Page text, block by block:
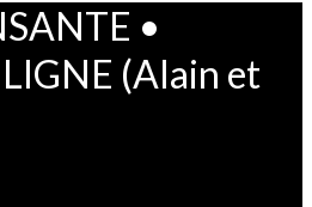
•
(Alain et